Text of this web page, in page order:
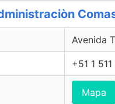
Avenida
+51 1
Mapa